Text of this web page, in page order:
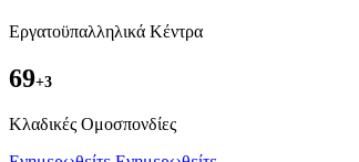
Εργατοϋπαλληλικά Κέντρα
69+3
Kλαδικές Ομοσπονδίες